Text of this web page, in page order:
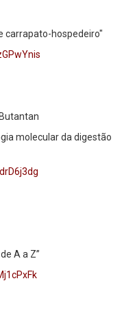
carrapato-hospedeiro"
molecular da digestão
A a Z”